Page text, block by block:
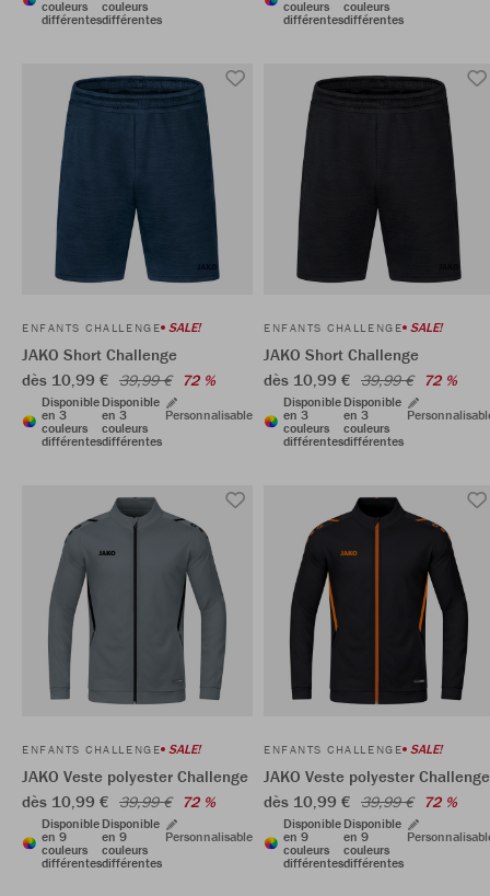
couleurs
différentes
couleurs
différentes
couleurs
différentes
couleurs
différentes
ENFANTS CHALLENGE SALE!
JAKO Short Challenge
dès 10,99 € 39,99 € 72 %
Disponible
en 3
couleurs
différentes
Disponible
en 3
couleurs
différentes
Personnalisable
ENFANTS CHALLENGE SALE!
JAKO Short Challenge
dès 10,99 € 39,99 € 72 %
Disponible
en 3
couleurs
différentes
Disponible
en 3
couleurs
différentes
ENFANTS CHALLENGE SALE!
JAKO Veste polyester Challenge
dès 10,99 € 39,99 € 72 %
Disponible
en 9
couleurs
différentes
Disponible
en 9
couleurs
différentes
Personnalisable
ENFANTS CHALLENGE SALE!
JAKO Veste polyester Challenge
dès 10,99 € 39,99 € 72 %
Disponible
en 9
couleurs
différentes
Disponible
en 9
couleurs
différentes